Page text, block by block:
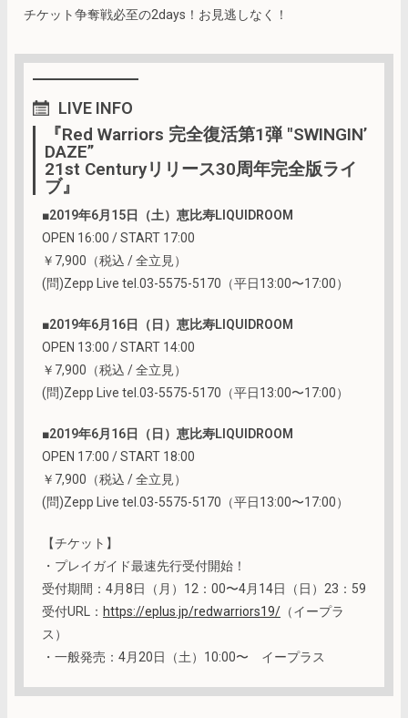
チケット争奪戦必至の2days！お見逃しなく！
LIVE INFO
『Red Warriors 完全復活第1弾 "SWINGIN’
DAZE”
21st Centuryリリース30周年完全版ライ
ブ』
■2019年6月15日（土）恵比寿LIQUIDROOM
OPEN 16:00 / START 17:00
￥7,900（税込 / 全立見）
(問)Zepp Live tel.03-5575-5170（平日13:00〜17:00）
■2019年6月16日（日）恵比寿LIQUIDROOM
OPEN 13:00 / START 14:00
￥7,900（税込 / 全立見）
(問)Zepp Live tel.03-5575-5170（平日13:00〜17:00）
■2019年6月16日（日）恵比寿LIQUIDROOM
OPEN 17:00 / START 18:00
￥7,900（税込 / 全立見）
(問)Zepp Live tel.03-5575-5170（平日13:00〜17:00）
【チケット】
・プレイガイド最速先行受付開始！
受付期間：4月8日（月）12：00〜4月14日（日）23：59
受付URL： https://eplus.jp/redwarriors19/ （イープラ
ス）
・一般発売：4月20日（土）10:00〜 イープラス